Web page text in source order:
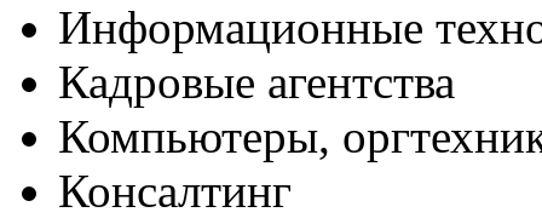
Информационные
Кадровые агентства
Компьютеры,
Консалтинг